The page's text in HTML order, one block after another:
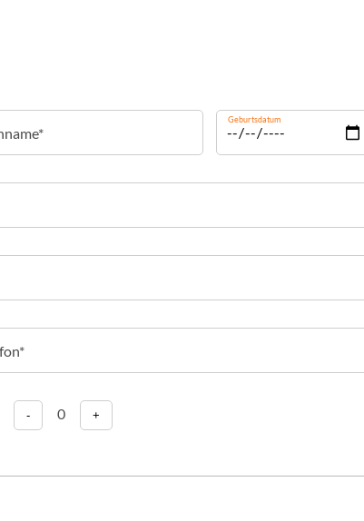
Geburtsdatum
- 0 +